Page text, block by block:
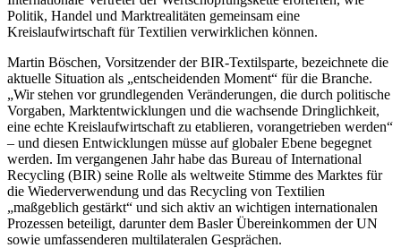
Politik, Handel und Marktrealitäten gemeinsam eine
Kreislaufwirtschaft für Textilien verwirklichen können.
Martin Böschen, Vorsitzender der BIR-Textilsparte, bezeichnete die
aktuelle Situation als „entscheidenden Moment“ für die Branche.
„Wir stehen vor grundlegenden Veränderungen, die durch politische
Vorgaben, Marktentwicklungen und die wachsende Dringlichkeit,
eine echte Kreislaufwirtschaft zu etablieren, vorangetrieben werden“
– und diesen Entwicklungen müsse auf globaler Ebene begegnet
werden. Im vergangenen Jahr habe das Bureau of International
Recycling (BIR) seine Rolle als weltweite Stimme des Marktes für
die Wiederverwendung und das Recycling von Textilien
„maßgeblich gestärkt“ und sich aktiv an wichtigen internationalen
Prozessen beteiligt, darunter dem Basler Übereinkommen der UN
sowie umfassenderen multilateralen Gesprächen.